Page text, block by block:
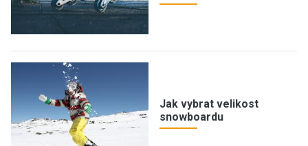
Jak vybrat velikost
snowboardu